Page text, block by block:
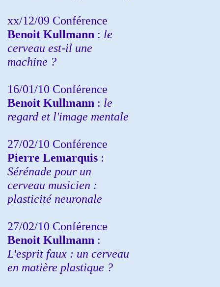
xx/12/09 Conférence
Benoit Kullmann : le
cerveau est-il une
machine ?
16/01/10 Conférence
Benoit Kullmann : le
regard et l'image mentale
27/02/10 Conférence
Pierre Lemarquis :
Sérénade pour un
cerveau musicien :
plasticité neuronale
27/02/10 Conférence
Benoit Kullmann :
L'esprit faux : un cerveau
en matière plastique ?